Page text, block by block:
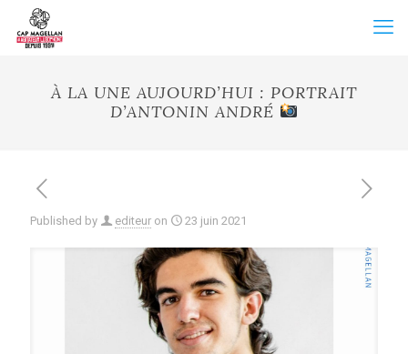
À LA UNE AUJOURD’HUI : PORTRAIT
D’ANTONIN ANDRÉ
Published by editeur on 23 juin 2021